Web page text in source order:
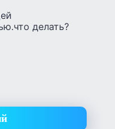
делать?